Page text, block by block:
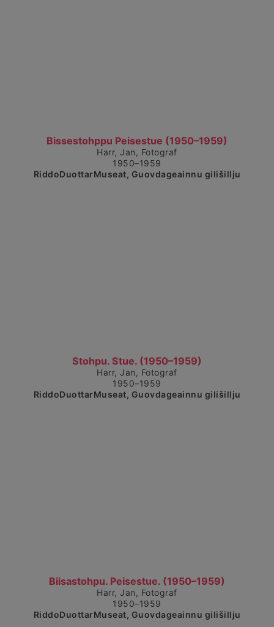
Bissestohppu Peisestue (1950–1959)
Čájet dárkkes dieđuid
Harr, Jan, Fotograf
1950–1959
RiddoDuottarMuseat, Guovdageainnu gilišillju
Stohpu. Stue. (1950–1959)
Čájet dárkkes dieđuid
Harr, Jan, Fotograf
1950–1959
RiddoDuottarMuseat, Guovdageainnu gilišillju
Biisastohpu. Peisestue. (1950–1959)
Čájet dárkkes dieđuid
Harr, Jan, Fotograf
1950–1959
RiddoDuottarMuseat, Guovdageainnu gilišillju